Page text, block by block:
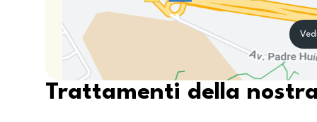
Trattamenti della